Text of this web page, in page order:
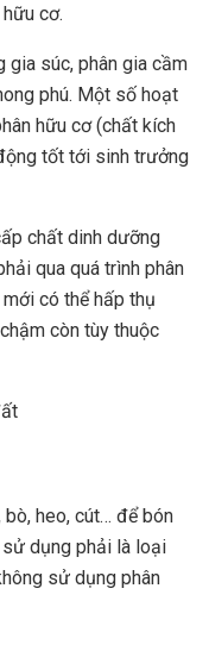
cơ.
gia súc, phân gia cầm
phú. Một số hoạt
hữu cơ (chất kích
tốt tới sinh trưởng
chất dinh dưỡng
qua quá trình phân
có thể hấp thụ
còn tùy thuộc
bò, heo, cút… để bón
sử dụng phải là loại
sử dụng phân